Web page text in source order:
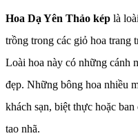
Hoa Dạ Yên Thảo kép là
trồng trong các giỏ hoa trang
Loài hoa này có những cánh
đẹp. Những bông hoa nhiều
khách sạn, biệt thực hoặc
tao nhã.